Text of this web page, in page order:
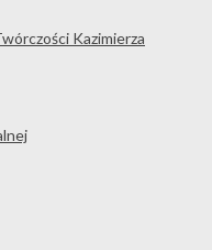
Kazimierza